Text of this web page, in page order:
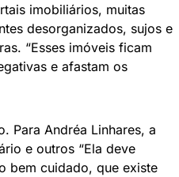
imobiliários, muitas
desorganizados, sujos e
“Esses imóveis ficam
e afastam os
Para Andréa Linhares, a
e outros “Ela deve
bem cuidado, que existe